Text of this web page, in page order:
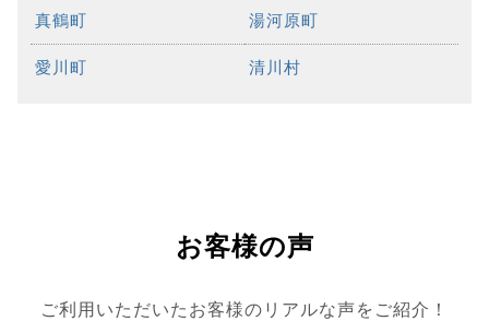
真鶴町 湯河原町
愛川町 清川村
お客様の声
ご利用いただいたお客様のリアルな声をご紹介！